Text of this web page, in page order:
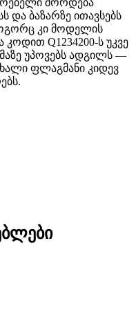
შორდება
და ბაზარზე ითავსებს
კი მოდელის
Q1234200-ს უკვე
უპოვებს ადგილს —
ფლაგმანი კიდევ